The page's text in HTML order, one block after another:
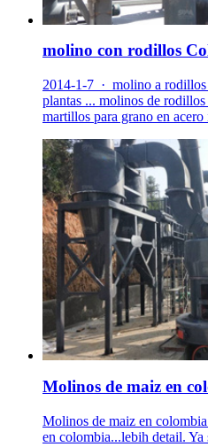
molino con rodillos
2014-1-7 · molino a
plantas ... molinos de
martillos para grano en
Molinos de maiz en
Molinos de maiz en
en colombia...lebih detail. Ya